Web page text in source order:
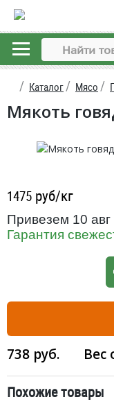
Каталог Мясо
Мякоть
1475 руб/кг
Привезем 10 авг
Гарантия
738 руб. Вес
Похожие товары